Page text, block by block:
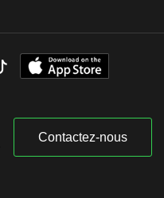
Contactez-nous